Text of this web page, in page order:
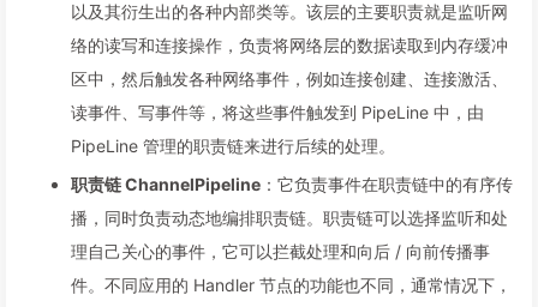
以及其衍生出的各种内部类等。该层的主要职责就是监听网
络的读写和连接操作，负责将网络层的数据读取到内存缓冲
区中，然后触发各种网络事件，例如连接创建、连接激活、
读事件、写事件等，将这些事件触发到 PipeLine 中，由
PipeLine 管理的职责链来进行后续的处理。
职责链 ChannelPipeline ：它负责事件在职责链中的有序传
播，同时负责动态地编排职责链。职责链可以选择监听和处
理自己关心的事件，它可以拦截处理和向后 / 向前传播事
件。不同应用的 Handler 节点的功能也不同，通常情况下，